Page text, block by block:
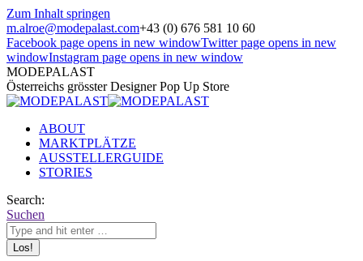
Zum Inhalt springen
m.alroe@modepalast.com+43 (0) 676 581 10 60
Facebook page opens in new windowTwitter page opens in new
windowInstagram page opens in new window
MODEPALAST
Österreichs grösster Designer Pop Up Store
ABOUT
MARKTPLÄTZE
AUSSTELLERGUIDE
STORIES
Search:
Suchen